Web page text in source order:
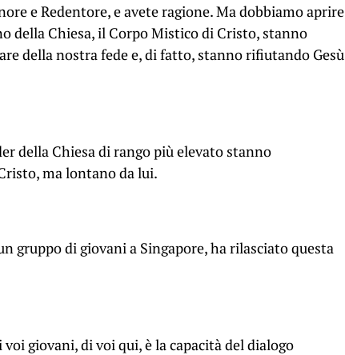
e Redentore, e avete ragione. Ma dobbiamo aprire
della Chiesa, il Corpo Mistico di Cristo, stanno
della nostra fede e, di fatto, stanno rifiutando Gesù
della Chiesa di rango più elevato stanno
ma lontano da lui.
gruppo di giovani a Singapore, ha rilasciato questa
giovani, di voi qui, è la capacità del dialogo